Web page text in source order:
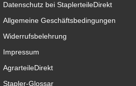
Datenschutz bei StaplerteileDirekt
Allgemeine Geschäftsbedingungen
Widerrufsbelehrung
Impressum
AgrarteileDirekt
Stapler-Glossar